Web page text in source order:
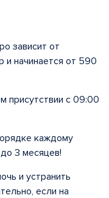
зависит от
и начинается от 590
присутствии с 09:00
каждому
3 месяцев!
и устранить
если на